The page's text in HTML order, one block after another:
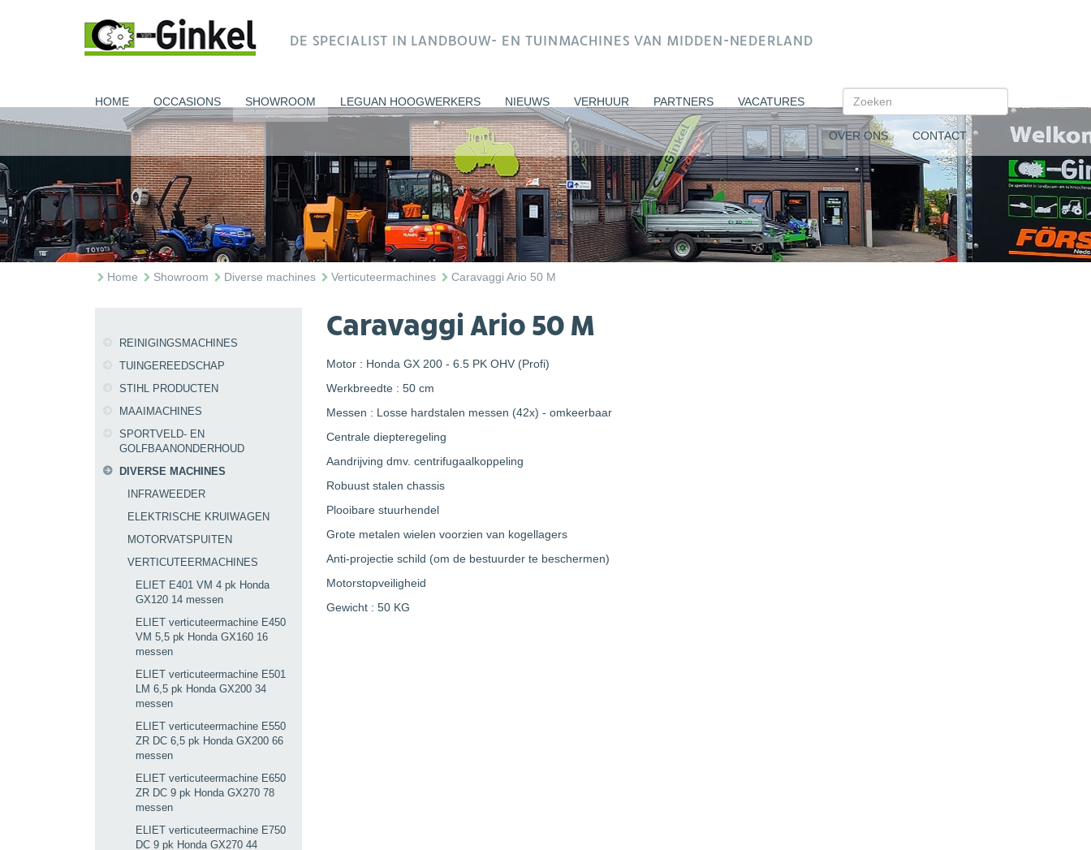
DE SPECIALIST IN LANDBOUW- EN TUINMACHINES VAN MIDDEN-NEDERLAND
HOME OCCASIONS SHOWROOM LEGUAN HOOGWERKERS NIEUWS VERHUUR PARTNERS VACATURES
OVER ONS CONTACT
Home Showroom Diverse machines Verticuteermachines Caravaggi Ario 50 M
REINIGINGSMACHINES
TUINGEREEDSCHAP
STIHL PRODUCTEN
MAAIMACHINES
SPORTVELD- EN
GOLFBAANONDERHOUD
DIVERSE MACHINES
INFRAWEEDER
ELEKTRISCHE KRUIWAGEN
MOTORVATSPUITEN
VERTICUTEERMACHINES
ELIET E401 VM 4 pk Honda
GX120 14 messen
ELIET verticuteermachine E450
VM 5,5 pk Honda GX160 16
messen
ELIET verticuteermachine E501
LM 6,5 pk Honda GX200 34
messen
ELIET verticuteermachine E550
ZR DC 6,5 pk Honda GX200 66
messen
ELIET verticuteermachine E650
ZR DC 9 pk Honda GX270 78
messen
ELIET verticuteermachine E750
DC 9 pk Honda GX270 44
Caravaggi Ario 50 M
Motor : Honda GX 200 - 6.5 PK OHV (Profi)
Werkbreedte : 50 cm
Messen : Losse hardstalen messen (42x) - omkeerbaar
Centrale diepteregeling
Aandrijving dmv. centrifugaalkoppeling
Robuust stalen chassis
Plooibare stuurhendel
Grote metalen wielen voorzien van kogellagers
Anti-projectie schild (om de bestuurder te beschermen)
Motorstopveiligheid
Gewicht : 50 KG